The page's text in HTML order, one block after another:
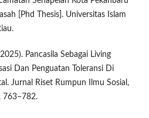
[Phd Thesis]. Universitas Islam
Pancasila Sebagai Living
Dan Penguatan Toleransi Di
Jurnal Riset Rumpun Ilmu Sosial,
763–782.